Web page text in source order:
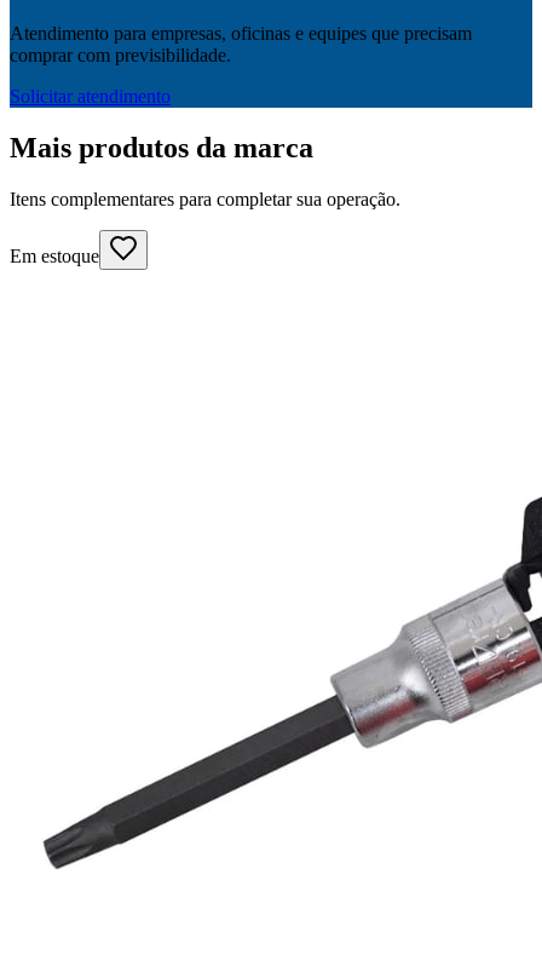
Atendimento para empresas, oficinas e equipes que precisam
comprar com previsibilidade.
Solicitar atendimento
Mais produtos da marca
Itens complementares para completar sua operação.
Em estoque